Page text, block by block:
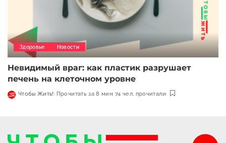
Здоровье Новости
Невидимый враг: как пластик разрушает
печень на клеточном уровне
Чтобы Жить! Прочитать за 8 мин 74 чел. прочитали